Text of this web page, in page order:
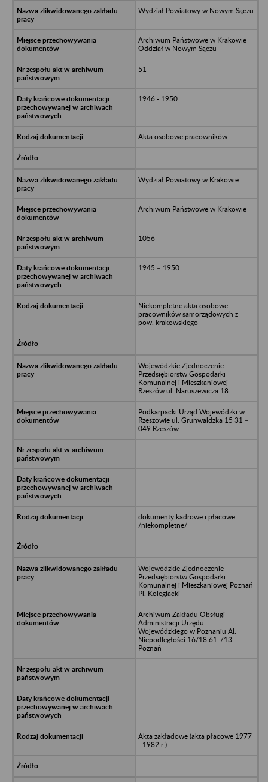
Wydział Powiatowy w Nowym Sączu
Archiwum Państwowe w Krakowie
Oddział w Nowym Sączu
51
1946 - 1950
Akta osobowe pracowników
Wydział Powiatowy w Krakowie
Archiwum Państwowe w Krakowie
1056
1945 – 1950
Niekompletne akta osobowe
pracowników samorządowych z
pow. krakowskiego
Wojewódzkie Zjednoczenie
Przedsiębiorstw Gospodarki
Komunalnej i Mieszkaniowej
Rzeszów ul. Naruszewicza 18
Podkarpacki Urząd Wojewódzki w
Rzeszowie ul. Grunwaldzka 15 31 –
049 Rzeszów
dokumenty kadrowe i płacowe
/niekompletne/
Wojewódzkie Zjednoczenie
Przedsiębiorstw Gospodarki
Komunalnej i Mieszkaniowej Poznań
Pl. Kolegiacki
Archiwum Zakładu Obsługi
Administracji Urzędu
Wojewódzkiego w Poznaniu Al.
Niepodległości 16/18 61-713
Poznań
Akta zakładowe (akta płacowe 1977
- 1982 r.)